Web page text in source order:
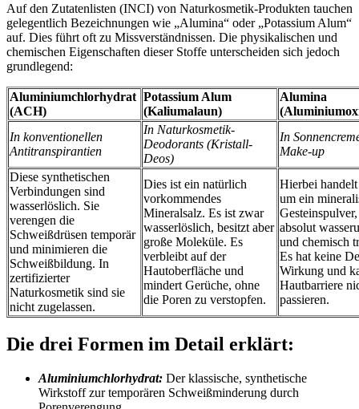
Auf den Zutatenlisten (INCI) von Naturkosmetik-Produkten tauchen
gelegentlich Bezeichnungen wie „Alumina“ oder „Potassium Alum“
auf. Dies führt oft zu Missverständnissen. Die physikalischen und
chemischen Eigenschaften dieser Stoffe unterscheiden sich jedoch
grundlegend:
Aluminiumchlorhydrat
(ACH)
Potassium Alum
(Kaliumalaun)
Alumina
In konventionellen
Antitranspirantien
In Naturkosmetik-
Deodorants (Kristall-
Deos)
In
Make-up
Diese synthetischen
Verbindungen sind
wasserlöslich. Sie
verengen die
Schweißdrüsen temporär
und minimieren die
Schweißbildung. In
zertifizierter
Naturkosmetik sind sie
nicht zugelassen.
Dies ist ein natürlich
vorkommendes
Mineralsalz. Es ist zwar
wasserlöslich, besitzt aber
große Moleküle. Es
verbleibt auf der
Hautoberfläche und
mindert Gerüche, ohne
die Poren zu verstopfen.
Hierbei handelt
um ein
Gesteinspulver,
absolut
und chemisch
Es hat keine
Wirkung und
Hautbarriere
passieren.
Die drei Formen im Detail erklärt:
Aluminiumchlorhydrat: Der klassische, synthetische
Wirkstoff zur temporären Schweißminderung durch